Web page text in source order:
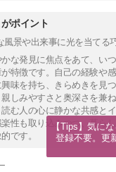
ポイント
風景や出来事に光を当てる
な発見に焦点をあて、い
特徴です。自己の経験や
味を持ち、きらめきを見
しみやすさと奥深さを兼
む人の心に静かな共感と
性も取り込みつつ、暮ら
です。
【Tips】気に
登録不要。更